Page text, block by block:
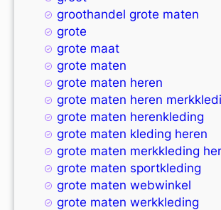
groothandel grote maten
grote
grote maat
grote maten
grote maten heren
grote maten heren
grote maten herenkleding
grote maten kleding heren
grote maten merkkleding
grote maten sportkleding
grote maten webwinkel
grote maten werkkleding